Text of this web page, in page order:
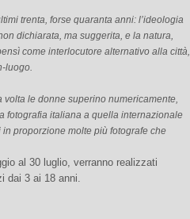
trenta, forse quaranta anni: l’ideologia
dichiarata, ma suggerita, e la natura,
come interlocutore alternativo alla città,
luogo.
le donne superino numericamente,
fotografia italiana a quella internazionale
proporzione molte più fotografe che
al 30 luglio, verranno realizzati
dai 3 ai 18 anni.